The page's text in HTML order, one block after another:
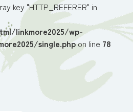
key "HTTP_REFERER" in
linkmore2025/wp-
single.phpon line 78